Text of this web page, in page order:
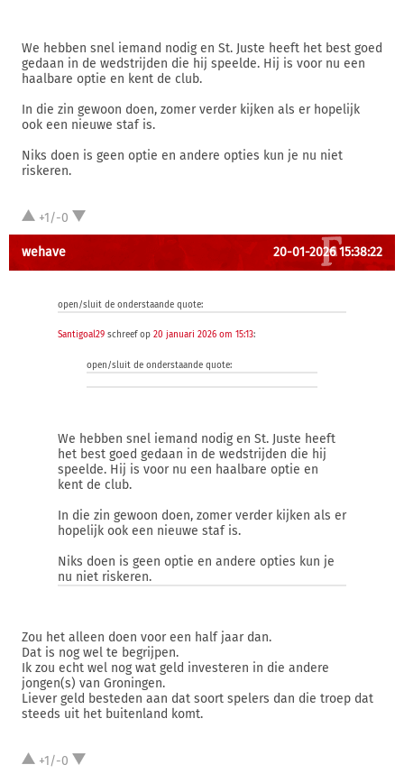
We hebben snel iemand nodig en St. Juste heeft het best goed
gedaan in de wedstrijden die hij speelde. Hij is voor nu een
haalbare optie en kent de club.
In die zin gewoon doen, zomer verder kijken als er hopelijk
ook een nieuwe staf is.
Niks doen is geen optie en andere opties kun je nu niet
riskeren.
+1/-0
wehave 20-01-2026 15:38:22
open/sluit de onderstaande quote:
Santigoal29 schreef op 20 januari 2026 om 15:13:
open/sluit de onderstaande quote:
We hebben snel iemand nodig en St. Juste heeft
het best goed gedaan in de wedstrijden die hij
speelde. Hij is voor nu een haalbare optie en
kent de club.
In die zin gewoon doen, zomer verder kijken als er
hopelijk ook een nieuwe staf is.
Niks doen is geen optie en andere opties kun je
nu niet riskeren.
Zou het alleen doen voor een half jaar dan.
Dat is nog wel te begrijpen.
Ik zou echt wel nog wat geld investeren in die andere
jongen(s) van Groningen.
Liever geld besteden aan dat soort spelers dan die troep dat
steeds uit het buitenland komt.
+1/-0